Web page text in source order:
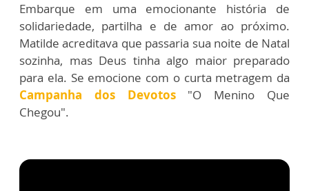
Embarque em uma emocionante história de
solidariedade, partilha e de amor ao próximo.
Matilde acreditava que passaria sua noite de Natal
sozinha, mas Deus tinha algo maior preparado
para ela. Se emocione com o curta metragem da
Campanha dos Devotos"O Menino Que
Chegou".